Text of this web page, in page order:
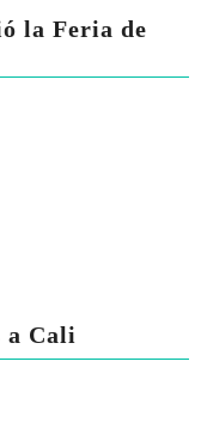
la Feria de
a Cali